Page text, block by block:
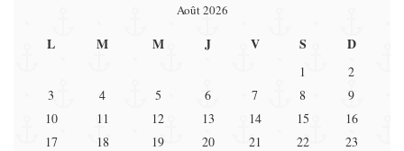
Août 2026
L M M J V S D
1
2
3
4 5 6 7 8
9
10
11 12 13 14 15
16
17
18 19 20 21 22
23